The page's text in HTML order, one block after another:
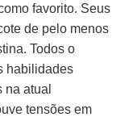
favorito. Seus
de pelo menos
Todos o
habilidades
atual
tensões em